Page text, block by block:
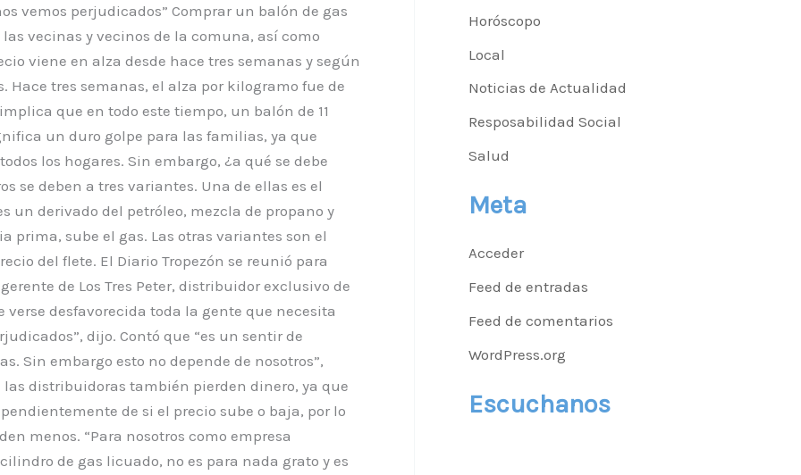
vemos perjudicados” Comprar un balón de gas
vecinas y vecinos de la comuna, así como
viene en alza desde hace tres semanas y según
Hace tres semanas, el alza por kilogramo fue de
que en todo este tiempo, un balón de 11
un duro golpe para las familias, ya que
los hogares. Sin embargo, ¿a qué se debe
se deben a tres variantes. Una de ellas es el
un derivado del petróleo, mezcla de propano y
prima, sube el gas. Las otras variantes son el
del flete. El Diario Tropezón se reunió para
de Los Tres Peter, distribuidor exclusivo de
desfavorecida toda la gente que necesita
dijo. Contó que “es un sentir de
Sin embargo esto no depende de nosotros”,
distribuidoras también pierden dinero, ya que
de si el precio sube o baja, por lo
menos. “Para nosotros como empresa
de gas licuado, no es para nada grato y es
Horóscopo
Local
Noticias de Actualidad
Resposabilidad Social
Salud
Meta
Acceder
Feed de entradas
Feed de comentarios
WordPress.org
Escuchanos